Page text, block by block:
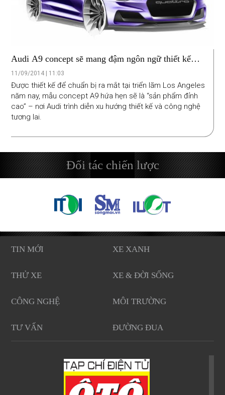
Audi A9 concept sẽ mang đậm ngôn ngữ thiết kế
của tương lai
11/09/2014 | 11:03
Được thiết kế để chuẩn bị ra mắt tại triển lãm Los Angeles
năm nay, mẫu concept A9 hứa hẹn sẽ là “sản phẩm đỉnh
cao” – nơi Audi trình diễn xu hướng thiết kế và công nghệ
tương lai.
Đối tác chiến lược
TIN MỚI XE XANH
THỬ XE XE & ĐỜI SỐNG
CÔNG NGHỆ MÔI TRƯỜNG
TƯ VẤN ĐƯỜNG ĐUA